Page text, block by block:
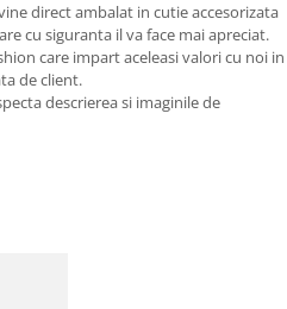
direct ambalat in cutie accesorizata
cu siguranta il va face mai apreciat.
care impart aceleasi valori cu noi in
de client.
descrierea si imaginile de